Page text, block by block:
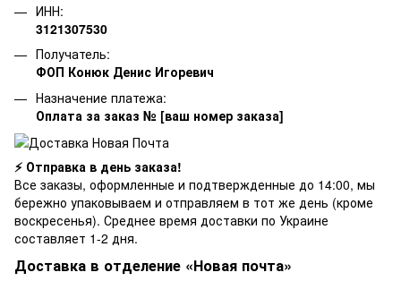
ИНН:
3121307530
Получатель:
ФОП Конюк Денис Игоревич
Назначение платежа:
Оплата за заказ № [ваш номер заказа]
⚡ Отправка в день заказа!
Все заказы, оформленные и подтвержденные до 14:00, мы
бережно упаковываем и отправляем в тот же день (кроме
воскресенья). Среднее время доставки по Украине
составляет 1-2 дня.
Доставка в отделение «Новая почта»